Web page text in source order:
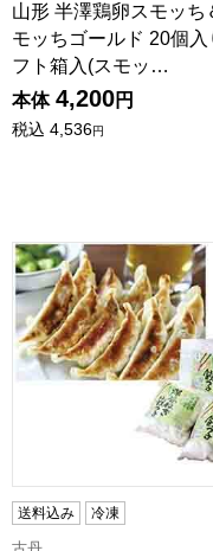
山形 半澤鶏卵スモッち
モッちゴールド 20個入
フト箱入(スモッ…
本体 4,200円
税込 4,536円
埼玉 古丹 生冷凍深谷
送料込み 冷凍